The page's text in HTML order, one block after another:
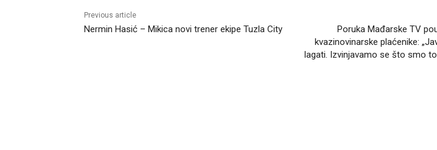
Previous article
Nermin Hasić – Mikica novi trener ekipe Tuzla City
Poruka Mađarske TV
kvazinovinarske plaćenike:
lagati. Izvinjavamo se što smo